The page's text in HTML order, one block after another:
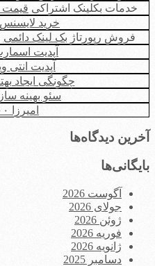
خدمات بکلینک اشتراکی قیمت
خرید لایسنس نود 32
فروش رپورتاژ بک لینک دائمی
آپدیت
آپدیت انتی
چگونگی ایجاد
سئو بهینه
امیرزا ۳۰۰ تا ۵۰۰
آخرین دیدگاه‌ها
بایگانی‌ها
آگوست 2026
جولای 2026
ژوئن 2026
فوریه 2026
ژانویه 2026
دسامبر 2025